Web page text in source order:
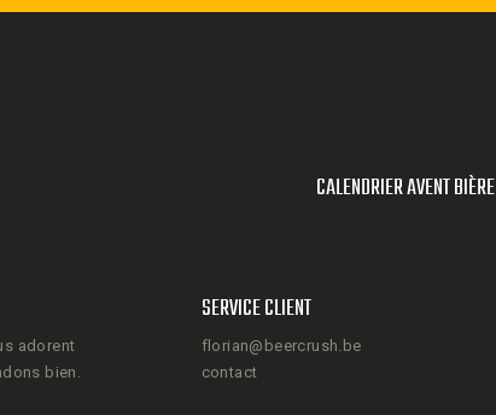
CALENDRIER AVENT BIÈRE
adorent
bien.
SERVICE CLIENT
florian@beercrush.be
contact